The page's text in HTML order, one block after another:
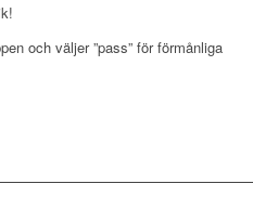
och väljer ”pass” för förmånliga